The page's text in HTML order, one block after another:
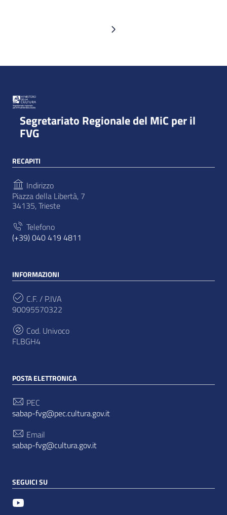
Pagina successiva
Segretariato Regionale del MiC per il
FVG
RECAPITI
Indirizzo
Piazza della Libertà, 7
34135, Trieste
Telefono
(+39) 040 419 4811
INFORMAZIONI
C.F. / P.IVA
90095570322
Cod. Univoco
FLBGH4
POSTA ELETTRONICA
PEC
sabap-fvg@pec.cultura.gov.it
Email
sabap-fvg@cultura.gov.it
SEGUICI SU